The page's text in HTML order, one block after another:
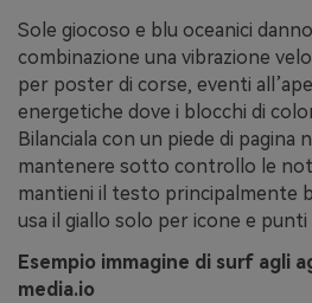
Sole giocoso e blu oceanici
combinazione una vibrazione
per poster di corse, eventi
energetiche dove i blocchi di
Bilanciala con un piede di pagina
mantenere sotto controllo le
mantieni il testo principalmente
usa il giallo solo per icone e punti
Esempio immagine di surf agli
media.io